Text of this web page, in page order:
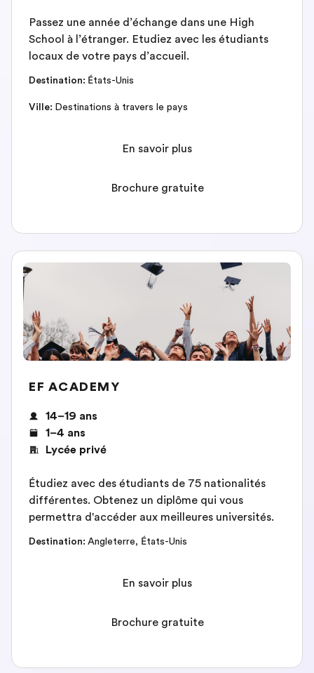
Passez une année d’échange dans une High
School à l’étranger. Etudiez avec les étudiants
locaux de votre pays d’accueil.
Destination: États-Unis
Ville: Destinations à travers le pays
En savoir plus
Brochure gratuite
EF ACADEMY
14–19 ans
1–4 ans
Lycée privé
Étudiez avec des étudiants de 75 nationalités
différentes. Obtenez un diplôme qui vous
permettra d'accéder aux meilleures universités.
Destination: Angleterre, États-Unis
En savoir plus
Brochure gratuite